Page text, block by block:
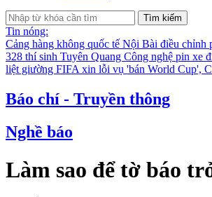
Tìm kiếm
Tin nóng:
Cảng hàng không quốc tế Nội Bài điều chỉnh
328 thí sinh Tuyên Quang Công nghệ pin xe
liệt giường FIFA xin lỗi vụ 'bán World Cup',
Báo chí - Truyền thông
Nghề báo
Làm sao để tờ báo